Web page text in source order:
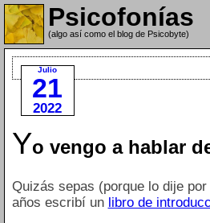
Psicofonías
(algo así como el blog de Psicobyte)
Julio
21
2022
Yo vengo a hablar
Quizás sepas (porque lo dije
años escribí un libro de